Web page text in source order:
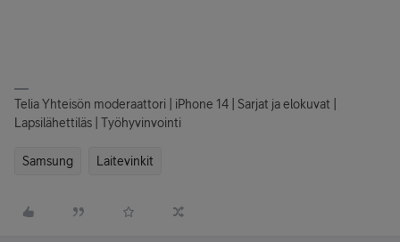
Telia Yhteisön moderaattori | iPhone 14 | Sarjat ja elokuvat |
Lapsilähettiläs | Työhyvinvointi
Samsung Laitevinkit